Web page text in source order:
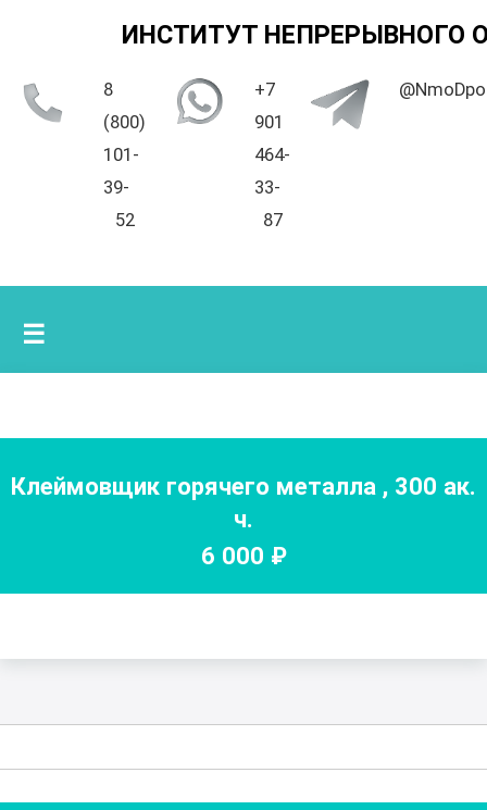
ИНСТИТУТ НЕПРЕРЫВНОГО
8
(800)
101-
39-
52
+7
901
464-
33-
87
☰
Клеймовщик горячего металла , 300 ак.
ч.
6 000 ₽